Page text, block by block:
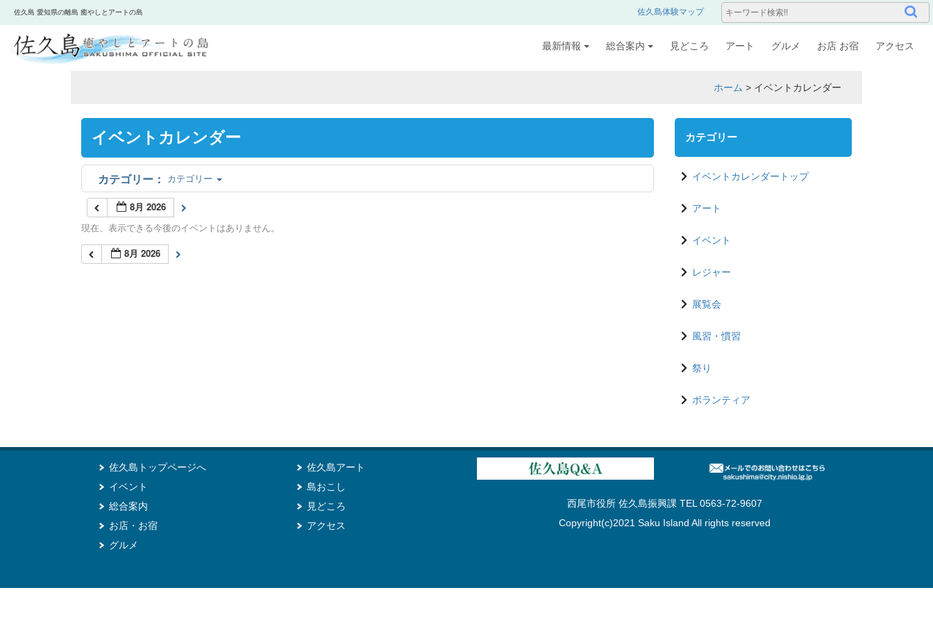
佐久島 愛知県の離島 癒やしとアートの島 佐久島体験マップ
最新情報 総合案内 見どころ アート グルメ お店 お宿 アクセス
ホーム > イベントカレンダー
イベントカレンダー
カテゴリー
8月 2026
現在、表示できる今後のイベントはありません。
8月 2026
カテゴリー
イベントカレンダートップ
アート
イベント
レジャー
展覧会
風習・慣習
祭り
ボランティア
佐久島トップページへ
イベント
総合案内
お店・お宿
グルメ
佐久島アート
島おこし
見どころ
アクセス
西尾市役所 佐久島振興課 TEL 0563-72-9607
Copyright(c)2021 Saku Island All rights reserved